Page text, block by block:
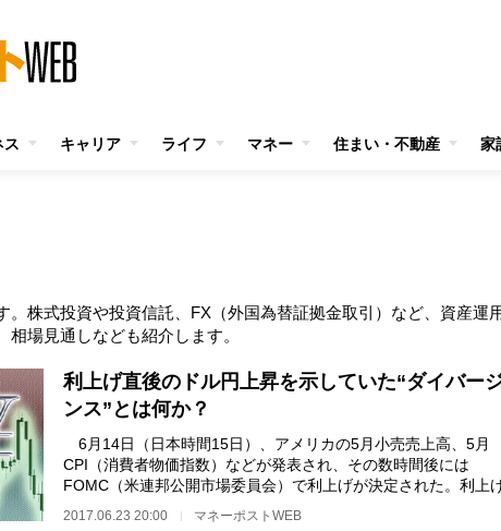
ス キャリア ライフ マネー 住まい・不動産 家
。株式投資や投資信託、FX（外国為替証拠金取引）など、資産運
場見通しなども紹介します。
利上げ直後のドル円上昇を示していた“ダイバー
ンス”とは何か？
6月14日（日本時間15日）、アメリカの5月小売売上高、5月
CPI（消費者物価指数）などが発表され、その数時間後には
FOMC（米連邦公開市場委員会）で利上げが決定された。利上げ
市場の予想どおりだったものの、そ…
2017.06.23 20:00 マネーポストWEB